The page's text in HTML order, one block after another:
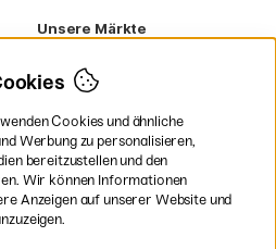
Unsere Märkte
Norwegen
Dänemark
Frankreich
Irland
Niederlande
UK
EU
Cookies und ähnliche
Werbung zu personalisieren,
bereitzustellen und den
Wir können Informationen
Anzeigen auf unserer Website und